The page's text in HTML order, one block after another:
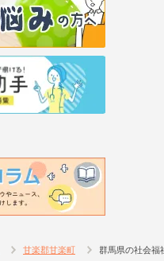
甘楽郡甘楽町 群馬県の社会福